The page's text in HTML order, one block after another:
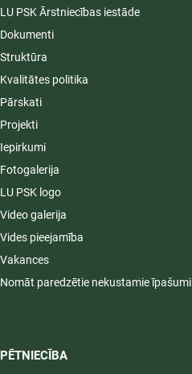
LU PSK Ārstniecības iestāde
Dokumenti
Struktūra
Kvalitātes politika
Pārskati
Projekti
Iepirkumi
Fotogalerija
LU PSK logo
Video galerija
Vides pieejamība
Vakances
Nomāt paredzētie nekustamie īpašumi
PĒTNIECĪBA